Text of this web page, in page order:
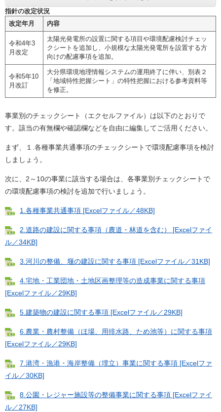
指針の改定状況
改定年月
内容
令和4年3
月改定
太陽光発電所の設置に関する項目や環境配慮検討チェッ
クシートを追加し、小規模な太陽光発電所を設置する方
向けの配慮事項を追加。
令和5年10
月改訂
大分県環境地理情報システムの運用終了に伴い、別表２
「地域特性把握シート」の特性把握における参考資料等
を修正。
事業別のチェックシート（エクセルファイル）は以下のとおりで
す。該当の有無欄や確認欄などを自由に編集してご活用ください。
まず、１.各種事業共通事項のチェックシートで環境配慮事項を検討
しましょう。
次に、2～10の事業に該当する場合は、各事業別チェックシートで
の環境配慮事項の検討を追加で行いましょう。
1.各種事業共通事項 [Excelファイル／48KB]
2.道路の建設に関する事項（農道・林道を含む） [Excelファイ
ル／34KB]
3.河川の整備、堰の建設に関する事項 [Excelファイル／31KB]
4.宅地・工業団地・土地区画整理等の造成事業に関する事項
[Excelファイル／29KB]
5.建築物の建設に関する事項 [Excelファイル／29KB]
6.農業・農村整備（ほ場、用排水路、ため池等）に関する事項
[Excelファイル／29KB]
7.港湾・漁港・海岸整備（埋立）事業に関する事項 [Excelファ
イル／30KB]
8.公園・レジャー施設等の整備事業に関する事項 [Excelファイ
ル／27KB]